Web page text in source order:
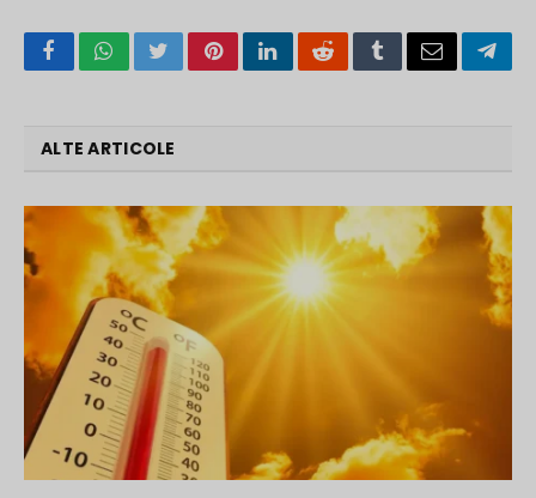
FacebookWhatsApp
TwitterPinterestLinkedInRedditTumblrEmail
ALTE ARTICOLE